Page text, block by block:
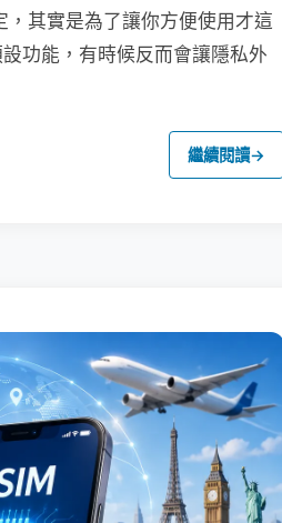
其實是為了讓你方便使用才這
功能，有時候反而會讓隱私外
繼續閱讀→